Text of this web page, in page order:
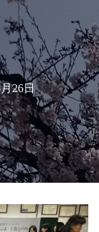
ン
を
切
り
替
え
26日